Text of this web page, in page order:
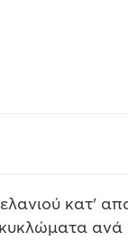
κατ'
ανά